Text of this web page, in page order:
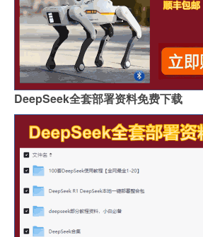
DeepSeek全套部署资料免费下载